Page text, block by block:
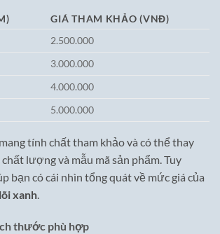
GIÁ THAM KHẢO (VNĐ)
2.500.000
3.000.000
4.000.000
5.000.000
tính chất tham khảo và có thể thay
lượng và mẫu mã sản phẩm. Tuy
bạn có cái nhìn tổng quát về mức giá của
xanh
thước phù hợp